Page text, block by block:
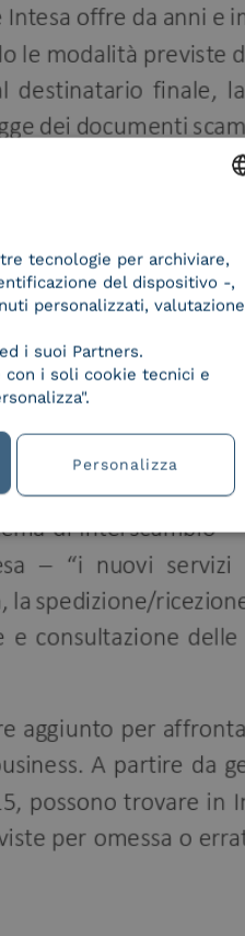
ITALIAN
tecnologie per archiviare,
del dispositivo -,
personalizzati, valutazione
i suoi Partners.
con i soli cookie tecnici e
Personalizza